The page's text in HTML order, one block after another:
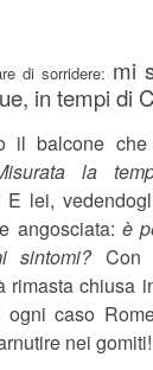
di sorridere: mi
in tempi di
il balcone
la
E lei,
angosciata: è
sintomi?Con
rimasta chiusa
caso
nei gomiti!